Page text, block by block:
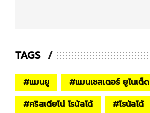
TAGS
#แมนยู #แมนเชสเตอร์ ยูไนเต็ด
#คริสเตียโน่ โรนัลโด้ #โรนัลโด้